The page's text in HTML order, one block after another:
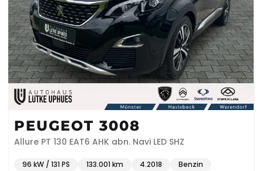
PEUGEOT 3008
Allure PT 130 EAT6 AHK abn. Navi LED SHZ
96 kW / 131 PS 133.001 km 4.2018
Benzin